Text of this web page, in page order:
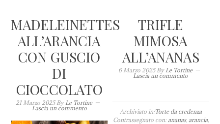
MADELEINETTES
ALL’ARANCIA
CON GUSCIO
DI
CIOCCOLATO
21 Marzo 2025ByLe Tortine
Lascia un commento
TRIFLE
MIMOSA
ALL’ANANAS
6 Marzo 2025ByLe Tortine
Lascia un commento
Archiviato in:Torte da credenza
Contrassegnato con: ananas, arancia,